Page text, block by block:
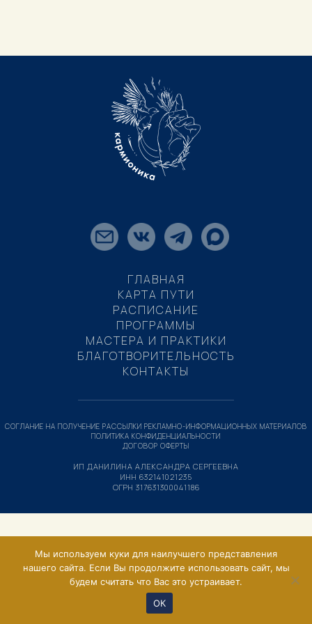
ГЛАВНАЯ
КАРТА ПУТИ
РАСПИСАНИЕ
ПРОГРАММЫ
МАСТЕРА И ПРАКТИКИ
БЛАГОТВОРИТЕЛЬНОСТЬ
КОНТАКТЫ
ИП ДАНИЛИНА АЛЕКСАНДРА СЕРГЕЕВНА
ИНН 632141021235
ОГРН 317631300041186
СОГЛАНИЕ НА ПОЛУЧЕНИЕ РАССЫЛКИ РЕКЛАМНО-ИНФОРМАЦИОННЫХ МАТЕРИАЛОВ
ПОЛИТИКА КОНФИДЕНЦИАЛЬНОСТИ
ДОГОВОР ОФЕРТЫ
Мы используем куки для наилучшего представления
нашего сайта. Если Вы продолжите использовать сайт, мы
будем считать что Вас это устраивает.
ОК